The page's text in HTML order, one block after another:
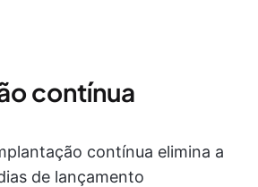
contínua
contínua elimina a
de lançamento